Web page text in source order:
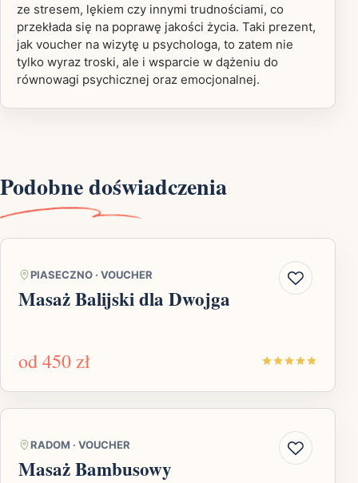
ze stresem, lękiem czy innymi trudnościami, co
przekłada się na poprawę jakości życia. Taki prezent,
jak voucher na wizytę u psychologa, to zatem nie
tylko wyraz troski, ale i wsparcie w dążeniu do
równowagi psychicznej oraz emocjonalnej.
Podobne doświadczenia
PIASECZNO · VOUCHER
Masaż Balijski dla Dwojga
od450 zł
RADOM · VOUCHER
Masaż Bambusowy